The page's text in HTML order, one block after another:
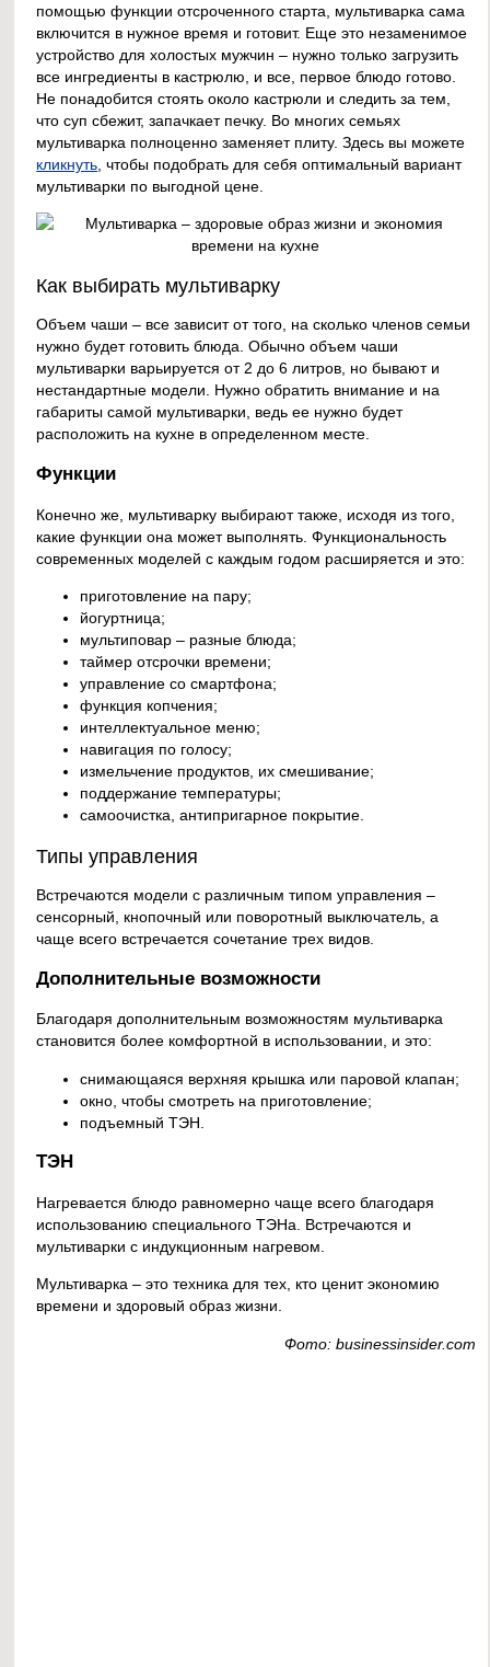
помощью функции отсроченного старта, мультиварка сама
включится в нужное время и готовит. Еще это незаменимое
устройство для холостых мужчин – нужно только загрузить
все ингредиенты в кастрюлю, и все, первое блюдо готово.
Не понадобится стоять около кастрюли и следить за тем,
что суп сбежит, запачкает печку. Во многих семьях
мультиварка полноценно заменяет плиту. Здесь вы можете
кликнуть , чтобы подобрать для себя оптимальный вариант
мультиварки по выгодной цене.
Как выбирать мультиварку
Объем чаши – все зависит от того, на сколько членов семьи
нужно будет готовить блюда. Обычно объем чаши
мультиварки варьируется от 2 до 6 литров, но бывают и
нестандартные модели. Нужно обратить внимание и на
габариты самой мультиварки, ведь ее нужно будет
расположить на кухне в определенном месте.
Функции
Конечно же, мультиварку выбирают также, исходя из того,
какие функции она может выполнять. Функциональность
современных моделей с каждым годом расширяется и это:
приготовление на пару;
йогуртница;
мультиповар – разные блюда;
таймер отсрочки времени;
управление со смартфона;
функция копчения;
интеллектуальное меню;
навигация по голосу;
измельчение продуктов, их смешивание;
поддержание температуры;
самоочистка, антипригарное покрытие.
Типы управления
Встречаются модели с различным типом управления –
сенсорный, кнопочный или поворотный выключатель, а
чаще всего встречается сочетание трех видов.
Дополнительные возможности
Благодаря дополнительным возможностям мультиварка
становится более комфортной в использовании, и это:
снимающаяся верхняя крышка или паровой клапан;
окно, чтобы смотреть на приготовление;
подъемный ТЭН.
ТЭН
Нагревается блюдо равномерно чаще всего благодаря
использованию специального ТЭНа. Встречаются и
мультиварки с индукционным нагревом.
Мультиварка – это техника для тех, кто ценит экономию
времени и здоровый образ жизни.
Фото: businessinsider.com